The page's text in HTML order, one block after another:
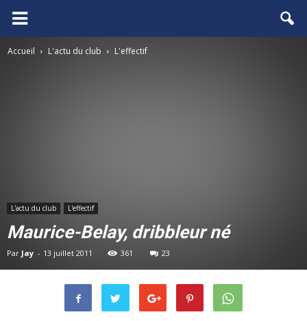
FCGB.net
Accueil L'actu du club L'effectif
L'actu du club L'effectif
Maurice-Belay, dribbleur né
Par Jay - 13 juillet 2011 361 23